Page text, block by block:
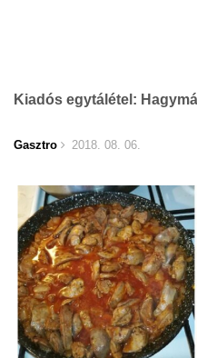
Kiadós egytálétel:
Gasztro 2018. 08. 06.